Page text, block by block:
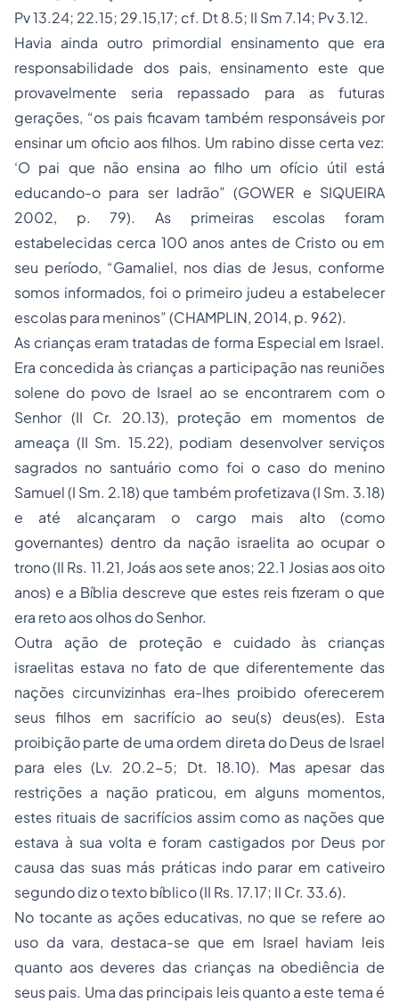
Pv 13.24; 22.15; 29.15,17; cf. Dt 8.5; II Sm 7.14; Pv 3.12.
Havia ainda outro primordial ensinamento que era
responsabilidade dos pais, ensinamento este que
provavelmente seria repassado para as futuras
gerações, “os pais ficavam também responsáveis por
ensinar um oficio aos filhos. Um rabino disse certa vez:
‘O pai que não ensina ao filho um ofício útil está
educando-o para ser ladrão” (GOWER e SIQUEIRA
2002, p. 79). As primeiras escolas foram
estabelecidas cerca 100 anos antes de Cristo ou em
seu período, “Gamaliel, nos dias de Jesus, conforme
somos informados, foi o primeiro judeu a estabelecer
escolas para meninos” (CHAMPLIN, 2014, p. 962).
As crianças eram tratadas de forma Especial em Israel.
Era concedida às crianças a participação nas reuniões
solene do povo de Israel ao se encontrarem com o
Senhor (II Cr. 20.13), proteção em momentos de
ameaça (II Sm. 15.22), podiam desenvolver serviços
sagrados no santuário como foi o caso do menino
Samuel (I Sm. 2.18) que também profetizava (I Sm. 3.18)
e até alcançaram o cargo mais alto (como
governantes) dentro da nação israelita ao ocupar o
trono (II Rs. 11.21, Joás aos sete anos; 22.1 Josias aos oito
anos) e a Bíblia descreve que estes reis fizeram o que
era reto aos olhos do Senhor.
Outra ação de proteção e cuidado às crianças
israelitas estava no fato de que diferentemente das
nações circunvizinhas era-lhes proibido oferecerem
seus filhos em sacrifício ao seu(s) deus(es). Esta
proibição parte de uma ordem direta do Deus de Israel
para eles (Lv. 20.2-5; Dt. 18.10). Mas apesar das
restrições a nação praticou, em alguns momentos,
estes rituais de sacrifícios assim como as nações que
estava à sua volta e foram castigados por Deus por
causa das suas más práticas indo parar em cativeiro
segundo diz o texto bíblico (II Rs. 17.17; II Cr. 33.6).
No tocante as ações educativas, no que se refere ao
uso da vara, destaca-se que em Israel haviam leis
quanto aos deveres das crianças na obediência de
seus pais. Uma das principais leis quanto a este tema é